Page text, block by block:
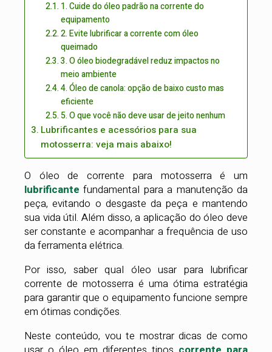
1. Cuide do óleo padrão na corrente do
equipamento
2. Evite lubrificar a corrente com óleo
queimado
3. O óleo biodegradável reduz impactos no
meio ambiente
4. Óleo de canola: opção de baixo custo mas
eficiente
5. O que você não deve usar de jeito nenhum
Lubrificantes e acessórios para sua
motosserra: veja mais abaixo!
O óleo de corrente para motosserra é um
lubrificantefundamental para a manutenção da
peça, evitando o desgaste da peça e mantendo
sua vida útil. Além disso, a aplicação do óleo deve
ser constante e acompanhar a frequência de uso
da ferramenta elétrica.
Por isso, saber qual óleo usar para lubrificar
corrente de motosserra é uma ótima estratégia
para garantir que o equipamento funcione sempre
em ótimas condições.
Neste conteúdo, vou te mostrar dicas de como